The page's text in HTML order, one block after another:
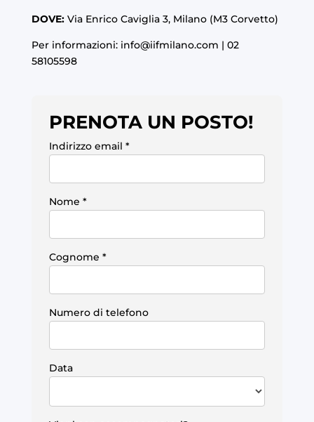
DOVE:Via Enrico Caviglia 3, Milano (M3 Corvetto)
Per informazioni: info@iifmilano.com | 02
58105598
PRENOTA UN POSTO!
Indirizzo email *
Nome *
Cognome *
Numero di telefono
Data